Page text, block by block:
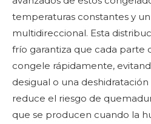
temperaturas constantes y
multidireccional. Esta
frío garantiza que cada parte
congele rápidamente,
desigual o una
reduce el riesgo de
que se producen cuando la